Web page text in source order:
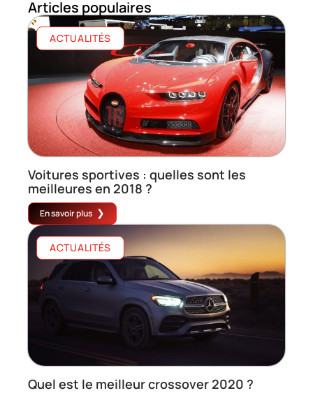
Articles populaires
ACTUALITÉS
Voitures sportives : quelles sont les
meilleures en 2018 ?
En savoir plus
ACTUALITÉS
Quel est le meilleur crossover 2020 ?